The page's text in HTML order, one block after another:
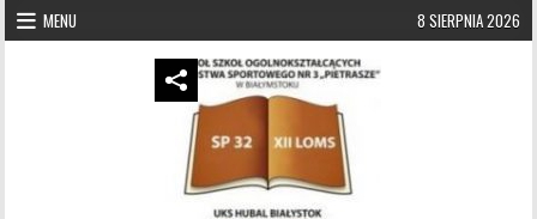
Skip to content
MENU 8 SIERPNIA 2026